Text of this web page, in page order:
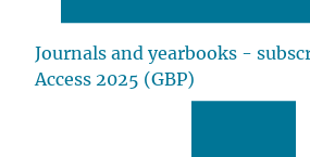
Journals and yearbooks -
Access 2025 (GBP)